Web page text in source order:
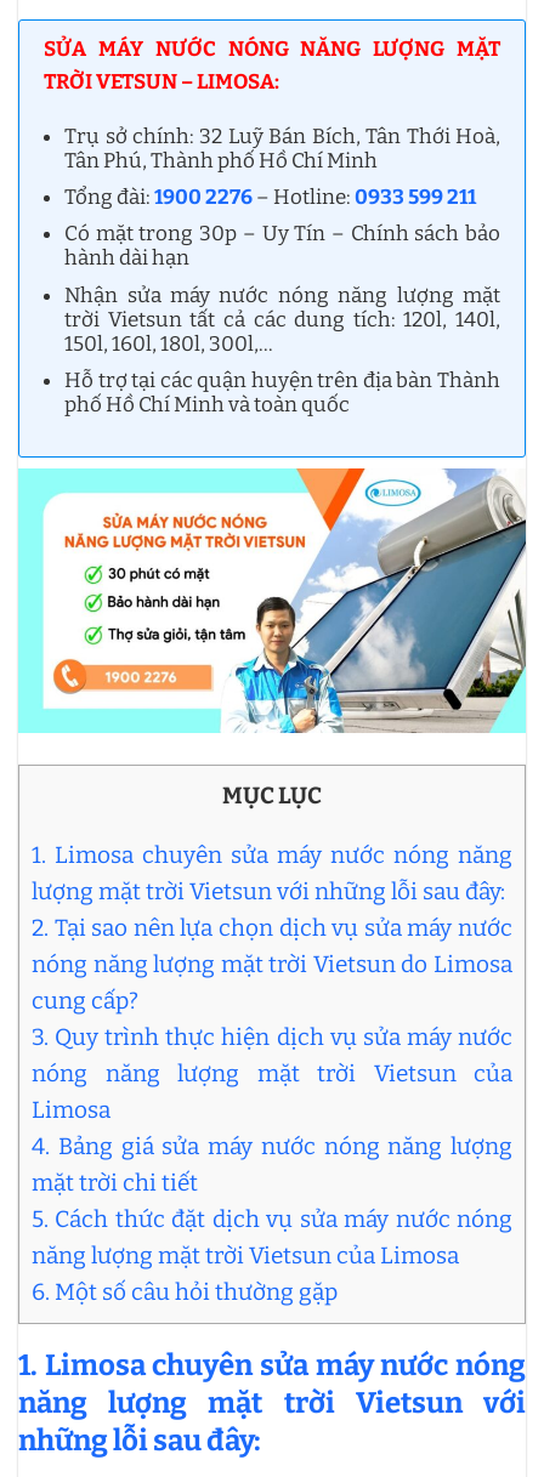
SỬA MÁY NƯỚC NÓNG NĂNG LƯỢNG MẶT
TRỜI VETSUN – LIMOSA:
Trụ sở chính: 32 Luỹ Bán Bích, Tân Thới Hoà,
Tân Phú, Thành phố Hồ Chí Minh
Tổng đài:1900 2276– Hotline:0933 599 211
Có mặt trong 30p – Uy Tín – Chính sách bảo
hành dài hạn
Nhận sửa máy nước nóng năng lượng mặt
trời Vietsun tất cả các dung tích: 120l, 140l,
150l, 160l, 180l, 300l,…
Hỗ trợ tại các quận huyện trên địa bàn Thành
phố Hồ Chí Minh và toàn quốc
MỤC LỤC
1. Limosa chuyên sửa máy nước nóng năng
lượng mặt trời Vietsun với những lỗi sau đây:
2. Tại sao nên lựa chọn dịch vụ sửa máy nước
nóng năng lượng mặt trời Vietsun do Limosa
cung cấp?
3. Quy trình thực hiện dịch vụ sửa máy nước
nóng năng lượng mặt trời Vietsun của
Limosa
4. Bảng giá sửa máy nước nóng năng lượng
mặt trời chi tiết
5. Cách thức đặt dịch vụ sửa máy nước nóng
năng lượng mặt trời Vietsun của Limosa
6. Một số câu hỏi thường gặp
1. Limosa chuyên sửa máy nước nóng
năng lượng mặt trời Vietsun với
những lỗi sau đây: